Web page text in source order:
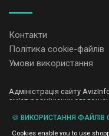
Контакти
Політика cookie-файлів
Умови використання
Адміністрація сайту
зміст розміщених
і не продаємо особисту
AvizInfo.com.ua третім
🍪 ВИКОРИСТАННЯ ФАЙЛІВ
Cookies enable you to use